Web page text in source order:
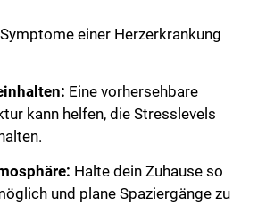
einer Herzerkrankung
Eine vorhersehbare
kann helfen, die Stresslevels
Halte dein Zuhause so
und plane Spaziergänge zu